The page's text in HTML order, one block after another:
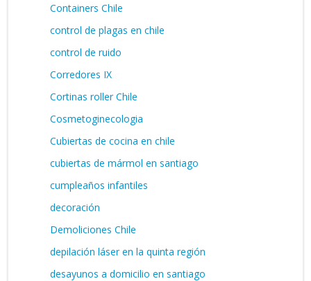
Containers Chile
control de plagas en chile
control de ruido
Corredores IX
Cortinas roller Chile
Cosmetoginecologia
Cubiertas de cocina en chile
cubiertas de mármol en santiago
cumpleaños infantiles
decoración
Demoliciones Chile
depilación láser en la quinta región
desayunos a domicilio en santiago